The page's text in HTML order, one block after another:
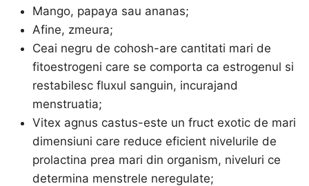
Mango, papaya sau ananas;
Afine, zmeura;
Ceai negru de cohosh-are cantitati mari de
fitoestrogeni care se comporta ca estrogenul si
restabilesc fluxul sanguin, incurajand
menstruatia;
Vitex agnus castus-este un fruct exotic de mari
dimensiuni care reduce eficient nivelurile de
prolactina prea mari din organism, niveluri ce
determina menstrele neregulate;